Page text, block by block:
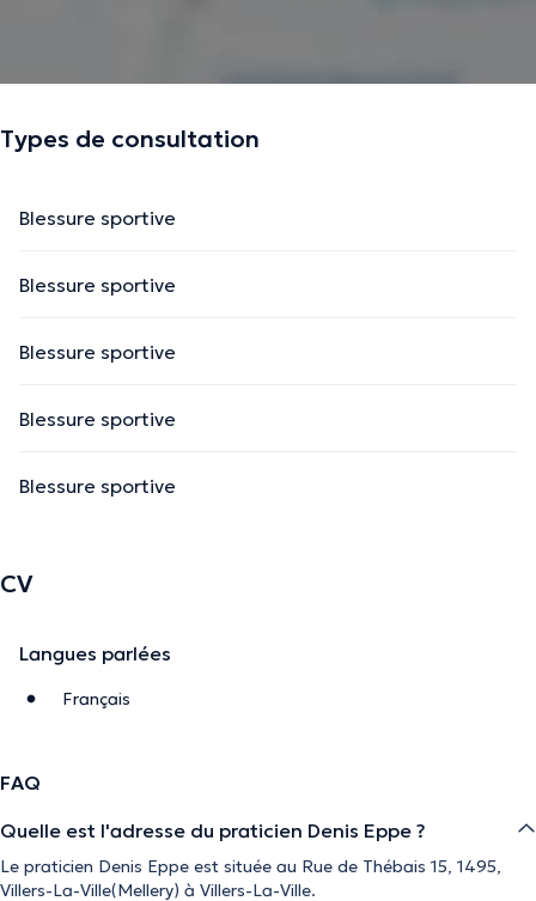
Types de consultation
Blessure sportive
Blessure sportive
Blessure sportive
Blessure sportive
Blessure sportive
CV
Langues parlées
Français
FAQ
Quelle est l'adresse du praticien Denis Eppe ?
Le praticien Denis Eppe est située au Rue de Thébais 15, 1495,
Villers-La-Ville(Mellery) à Villers-La-Ville.